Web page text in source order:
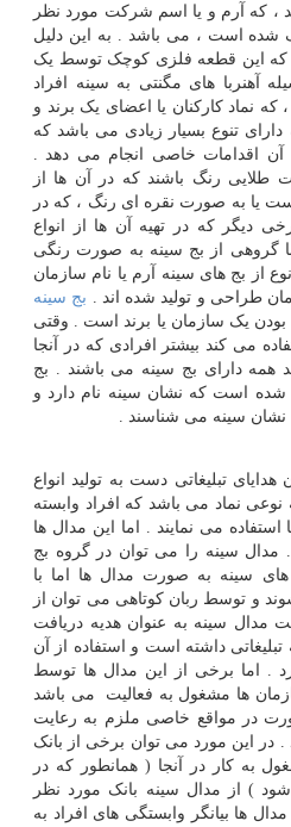
، که آرم و یا اسم شرکت مورد نظر
شده است ، می باشد . به این دلیل
این قطعه فلزی کوچک توسط یک
آهنربا های مگنتی به سینه افراد
نماد کارکنان یا اعضای یک برند و
تنوع بسیار زیادی می باشد که
اقدامات خاصی انجام می دهد .
رنگ باشند که در آن ها از
یا به صورت نقره ای رنگ ، که در
دیگر که در تهیه آن ها از انواع
گروهی از بج سینه به صورت رنگی
از بج های سینه آرم یا نام سازمان
طراحی و تولید شده اند . بج سینه
یک سازمان یا برند است . وقتی
می کند بیشتر افرادی که در آنجا
همه دارای بج سینه می باشند . بج
شده است که نشان سینه نام دارد و
نشان سینه می شناسند .
هدایای تبلیغاتی دست به تولید انواع
نوعی نماد می باشد که افراد وابسته
می نمایند . اما این مدال ها
مدال سینه را می توان در گروه بج
سینه به صورت مدال ها اما با
و توسط ربان کوتاهی می توان از
مدال سینه به عنوان هدیه دریافت
داشته است و استفاده از آن
. اما برخی از این مدال ها توسط
ها مشغول به فعالیت می باشد
در مواقع خاصی ملزم به رعایت
. در این مورد می توان برخی از بانک
به کار در آنجا ( همانطور که در
) از مدال سینه بانک مورد نظر
ها بیانگر وابستگی های افراد به